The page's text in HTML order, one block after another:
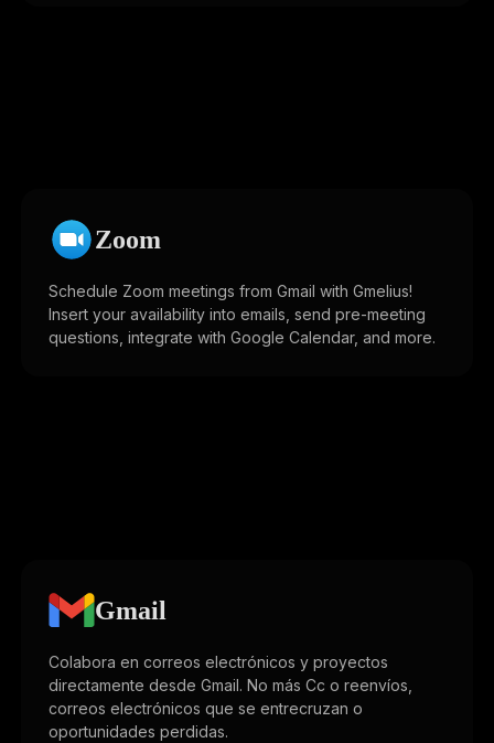
Zoom
Schedule Zoom meetings from Gmail with Gmelius!
Insert your availability into emails, send pre-meeting
questions, integrate with Google Calendar, and more.
Gmail
Colabora en correos electrónicos y proyectos
directamente desde Gmail. No más Cc o reenvíos,
correos electrónicos que se entrecruzan o
oportunidades perdidas.